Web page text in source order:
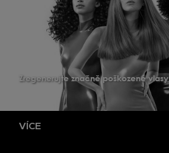
Zregenerujte značně poškozené vlasy
VÍCE